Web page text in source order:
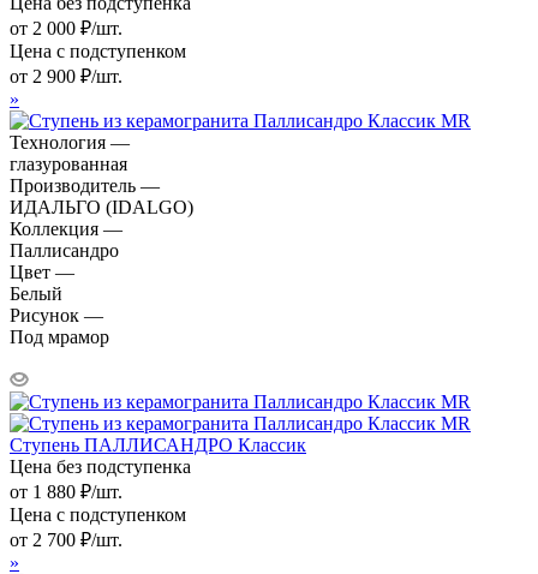
от 2 000 ₽/шт.
Цена с подступенком
от 2 900 ₽/шт.
»
Технология —
глазурованная
Производитель —
ИДАЛЬГО (IDALGO)
Коллекция —
Паллисандро
Цвет —
Белый
Рисунок —
Под мрамор
Ступень ПАЛЛИСАНДРО Классик
Цена без подступенка
от 1 880 ₽/шт.
Цена с подступенком
от 2 700 ₽/шт.
»